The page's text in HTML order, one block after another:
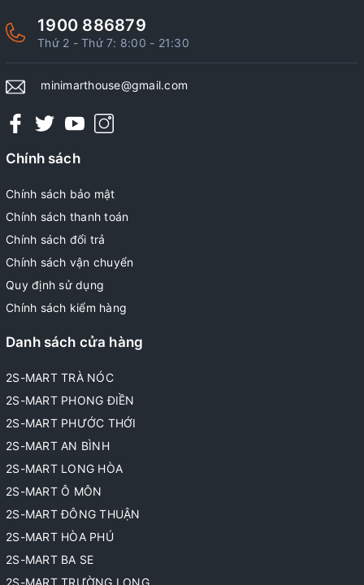
1900 886879
Thứ 2 - Thứ 7: 8:00 - 21:30
minimarthouse@gmail.com
Chính sách
Chính sách bảo mật
Chính sách thanh toán
Chính sách đổi trả
Chính sách vận chuyển
Quy định sử dụng
Chính sách kiểm hàng
Danh sách cửa hàng
2S-MART TRÀ NÓC
2S-MART PHONG ĐIỀN
2S-MART PHƯỚC THỚI
2S-MART AN BÌNH
2S-MART LONG HÒA
2S-MART Ô MÔN
2S-MART ĐÔNG THUẬN
2S-MART HÒA PHÚ
2S-MART BA SE
2S-MART TRƯỜNG LONG